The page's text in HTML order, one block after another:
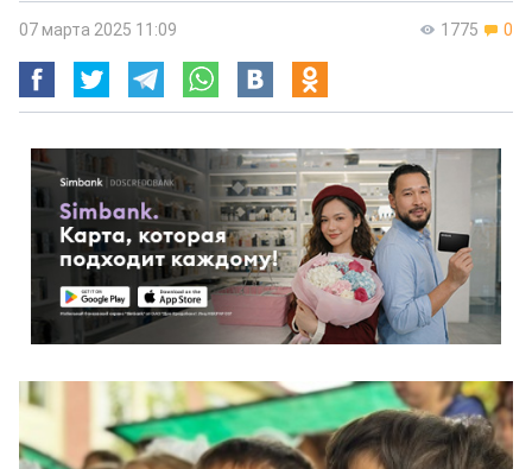
1775 0
07 марта 2025 11:09